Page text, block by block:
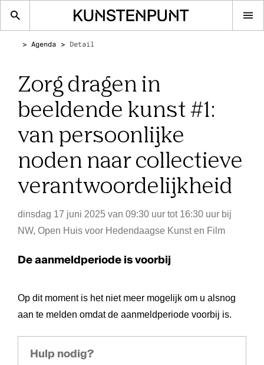
Agenda Detail
Zorg dragen in
beeldende kunst #1:
van persoonlijke
noden naar collectieve
verantwoordelijkheid
dinsdag 17 juni 2025 van 09:30 uur tot 16:30 uur bij
NW, Open Huis voor Hedendaagse Kunst en Film
De aanmeldperiode is voorbij
Op dit moment is het niet meer mogelijk om u alsnog
aan te melden omdat de aanmeldperiode voorbij is.
Hulp nodig?